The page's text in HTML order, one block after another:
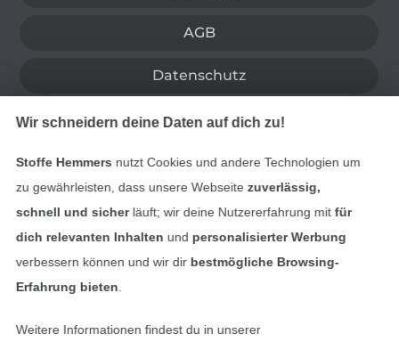
AGB
Datenschutz
Widerrufsrecht
Kontakt
Bestellung widerrufen
Finde mehr Inspiration
Wir schneidern deine Daten auf dich zu!
Stoffe Hemmers nutzt Cookies und andere Technologien um
zu gewährleisten, dass unsere Webseite zuverlässig,
schnell und sicherläuft; wir deine Nutzererfahrung mitfür
dich relevanten Inhalten und personalisierter Werbung
verbessern können und wir dir bestmögliche Browsing-
Erfahrung bieten
Weitere Informationen findest du in unserer